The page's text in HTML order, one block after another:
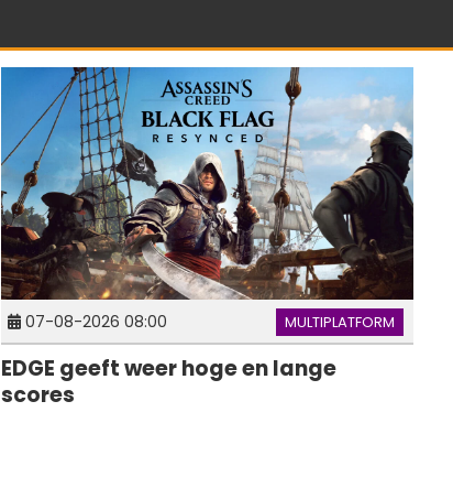
07-08-2026 08:00 MULTIPLATFORM
EDGE geeft weer hoge en lange
scores